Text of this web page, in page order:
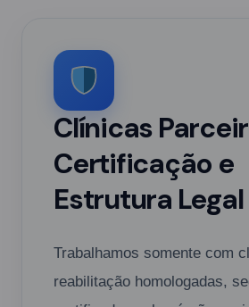
Clínicas
Certificação e
Estrutura Legal
Trabalhamos somente com
reabilitação homologadas,